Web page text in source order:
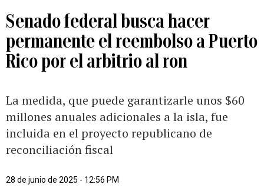
Senado federal busca hacer
permanente el reembolso a Puerto
Rico por el arbitrio al ron
La medida, que puede garantizarle unos $60
millones anuales adicionales a la isla, fue
incluida en el proyecto republicano de
reconciliación fiscal
28 de junio de 2025 - 12:56 PM